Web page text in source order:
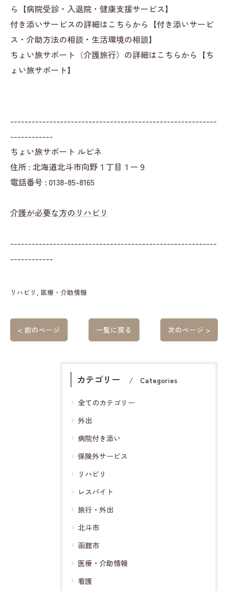
ら【病院受診・入退院・健康支援サービス】
付き添いサービスの詳細はこちらから【付き添いサービ
ス・介助方法の相談・生活環境の相談】
ちょい旅サポート（介護旅行）の詳細はこちらから【ち
ょい旅サポート】
----------------------------------------------------------
------------
ちょい旅サポート ルピネ
住所 : 北海道北斗市向野１丁目１ー９
電話番号 : 0138-85-8165
介護が必要な方のリハビリ
----------------------------------------------------------
------------
リハビリ 医療・介助情報
< 前のページ 一覧に戻る 次のページ >
カテゴリー Categories
全てのカテゴリー
外出
病院付き添い
保険外サービス
リハビリ
レスパイト
旅行・外出
北斗市
函館市
医療・介助情報
看護